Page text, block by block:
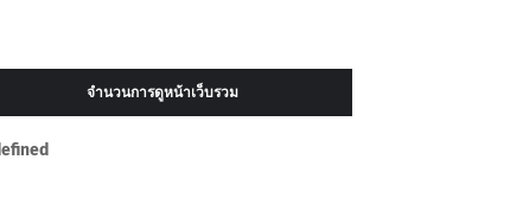
จำนวนการดูหน้าเว็บรวม
efned